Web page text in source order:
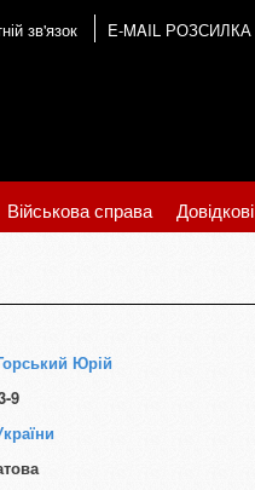
зв'язок E-MAIL РОЗСИЛКА
Військова справа Довідкові
Юрій
9